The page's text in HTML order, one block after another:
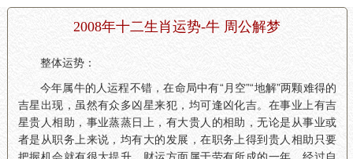
2008年十二生肖运势-牛 周公解梦
整体运势：
今年属牛的人运程不错，在命局中有“月空”“地解”两颗难得的
吉星出现，虽然有众多凶星来犯，均可逢凶化吉。在事业上有吉
星贵人相助，事业蒸蒸日上，有大贵人的相助，无论是从事业或
者是从职务上来说，均有大的发展，在职务上得到贵人相助只要